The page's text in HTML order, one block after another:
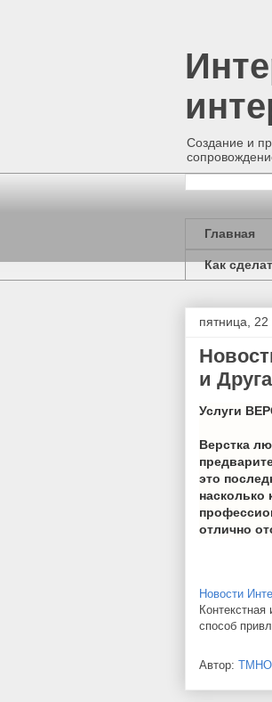
Создание и
Главная
Как
пятница, 22
и
Услуги
Верстка
это
насколько
отлично
Новости
способ
Автор: